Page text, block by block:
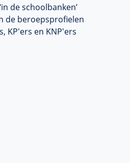
de schoolbanken’
de beroepsprofielen
KP'ers en KNP'ers